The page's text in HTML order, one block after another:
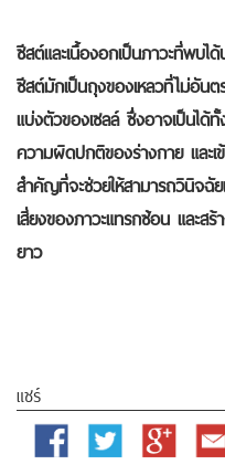
ซีสต์และเนื้องอกเป็นภาวะที่พบ
ซีสต์มักเป็นถุงของเหลวที่ไม่อัน
แบ่งตัวของเซลล์ ซึ่งอาจเป็นได้ทั้
ความผิดปกติของร่างกาย และเ
สำคัญที่จะช่วยให้สามารถวินิจฉั
เสี่ยงของภาวะแทรกซ้อน และสร้
ยาว
แชร์
Facebook Twitter
Google
Email